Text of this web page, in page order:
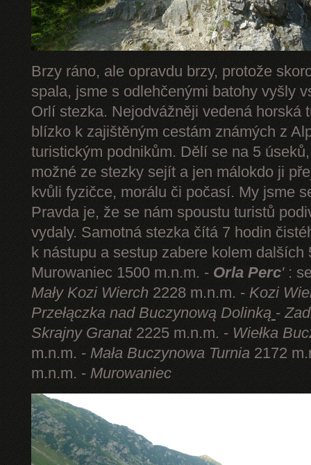
Brzy ráno, ale opravdu brzy, protože
spala, jsme s odlehčenými batohy vyšly
Orlí stezka. Nejodvážněji vedená horská
blízko k zajištěným cestám známých z
turistickým podnikům. Dělí se na 5
možné ze stezky sejít a jen málokdo ji
kvůli fyzičce, morálu či počasí. My jsme
Pravda je, že se nám spoustu turistů
vydaly. Samotná stezka čítá 7 hodin
k nástupu a sestup zabere kolem dalších
Murowaniec 1500 m.n.m. - Orla Perc':
Mały Kozi Wierch 2228 m.n.m. - Kozi
Przełączka nad Buczynową Dolinką -
Skrajny Granat2225 m.n.m. - Wiełka
m.n.m. - Mała Buczynowa Turnia 2172
m.n.m. - Murowaniec